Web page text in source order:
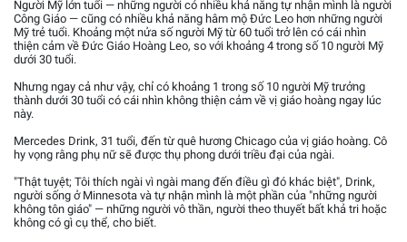
Người Mỹ lớn tuổi — những người có nhiều khả năng tự nhận mình là người
Công Giáo — cũng có nhiều khả năng hâm mộ Đức Leo hơn những người
Mỹ trẻ tuổi. Khoảng một nửa số người Mỹ từ 60 tuổi trở lên có cái nhìn
thiện cảm về Đức Giáo Hoàng Leo, so với khoảng 4 trong số 10 người Mỹ
dưới 30 tuổi.
Nhưng ngay cả như vậy, chỉ có khoảng 1 trong số 10 người Mỹ trưởng
thành dưới 30 tuổi có cái nhìn không thiện cảm về vị giáo hoàng ngay lúc
này.
Mercedes Drink, 31 tuổi, đến từ quê hương Chicago của vị giáo hoàng. Cô
hy vọng rằng phụ nữ sẽ được thụ phong dưới triều đại của ngài.
"Thật tuyệt; Tôi thích ngài vì ngài mang đến điều gì đó khác biệt", Drink,
người sống ở Minnesota và tự nhận mình là một phần của "những người
không tôn giáo" — những người vô thần, người theo thuyết bất khả tri hoặc
không có gì cụ thể, cho biết.